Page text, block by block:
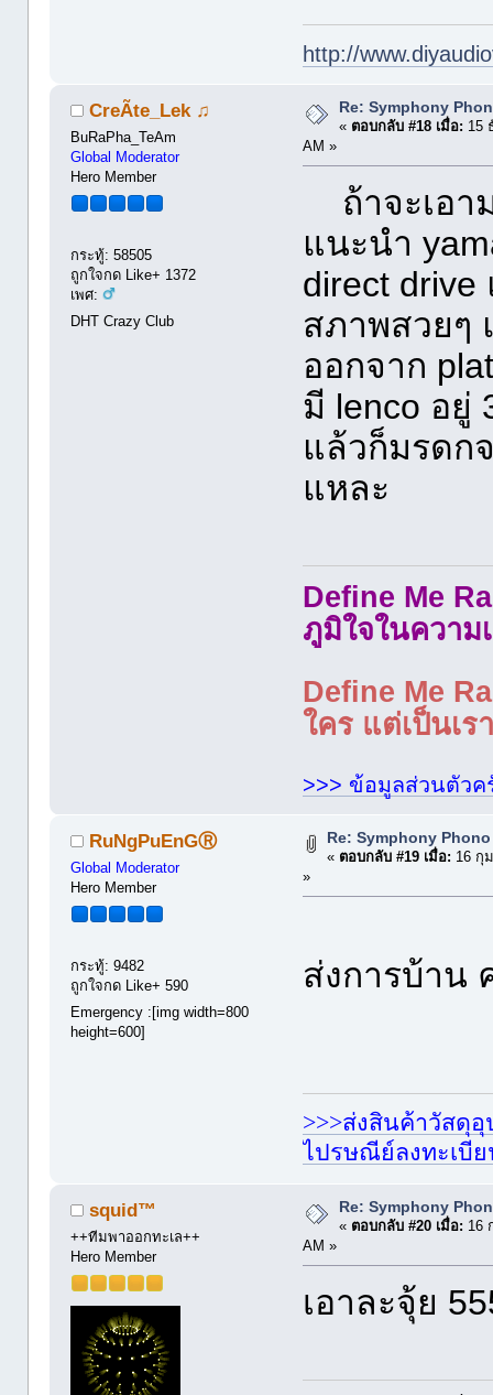
http://
CreÃte_Lek ♫
BuRaPha_TeAm
Global Moderator
Hero Member
กระทู้: 58505
ถูกใจกด Like+ 1372
เพศ:
DHT Crazy Club
Re: Symphony
« ตอบกลับ #18 เมื่อ: 15
AM »
ถ้าจะเอา
แนะนำ
direct drive
สภาพสวยๆ
ออกจาก
มี lenco อ
แล้วก็มรดก
แหละ
Define Me
ภูมิใจในความ
Define Me
ใคร แต่เป็นเ
>>> ข้อมูลส่วนตัวค
RuNgPuEnGⓇ
Global Moderator
Hero Member
กระทู้: 9482
ถูกใจกด Like+ 590
Emergency :[img width=800
height=600]
Re: Symphony
« ตอบกลับ #19 เมื่อ: 16 กุ
»
ส่งการบ้าน
>>>ส่งสินค้าวัสดุ
ไปรษณีย์ลงทะเบีย
squid™
++ทีมพาออกทะเล++
Hero Member
Re: Symphony
« ตอบกลับ #20 เมื่อ: 16
AM »
เอาละจุ้ย